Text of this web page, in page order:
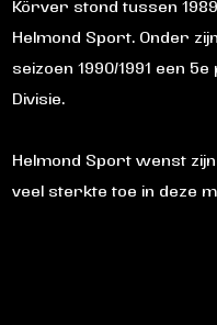
Körver stond tussen
Helmond Sport. Onder
seizoen 1990/1991 een
Divisie.
Helmond Sport wenst
veel sterkte toe in deze